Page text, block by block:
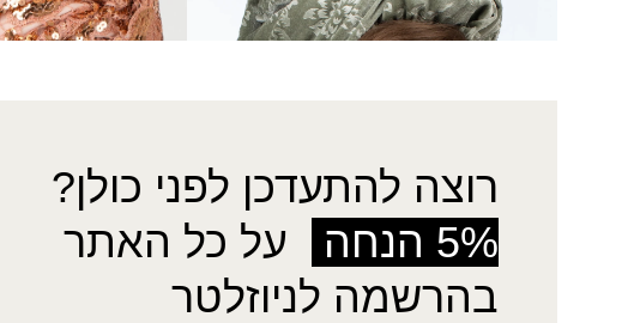
→
רוצה להתעדכן לפני כולן?
5% הנחה
על כל האתר
בהרשמה לניוזלטר